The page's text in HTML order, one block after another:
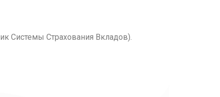
Системы Страхования Вкладов).